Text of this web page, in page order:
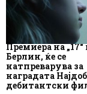
Премиера на „17“
Берлин, ќе се
натпреварува за
наградата
дебитантски